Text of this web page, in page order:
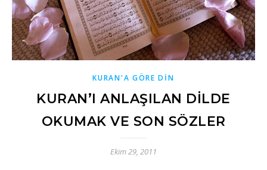
KURAN'A GÖRE DİN
KURAN’I ANLAŞILAN DİLDE
OKUMAK VE SON SÖZLER
Ekim 29, 2011